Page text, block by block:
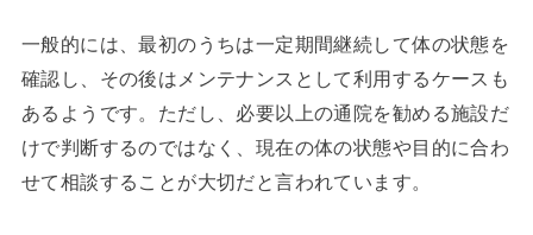
一般的には、最初のうちは一定期間継続して体の状態を
確認し、その後はメンテナンスとして利用するケースも
あるようです。ただし、必要以上の通院を勧める施設だ
けで判断するのではなく、現在の体の状態や目的に合わ
せて相談することが大切だと言われています。